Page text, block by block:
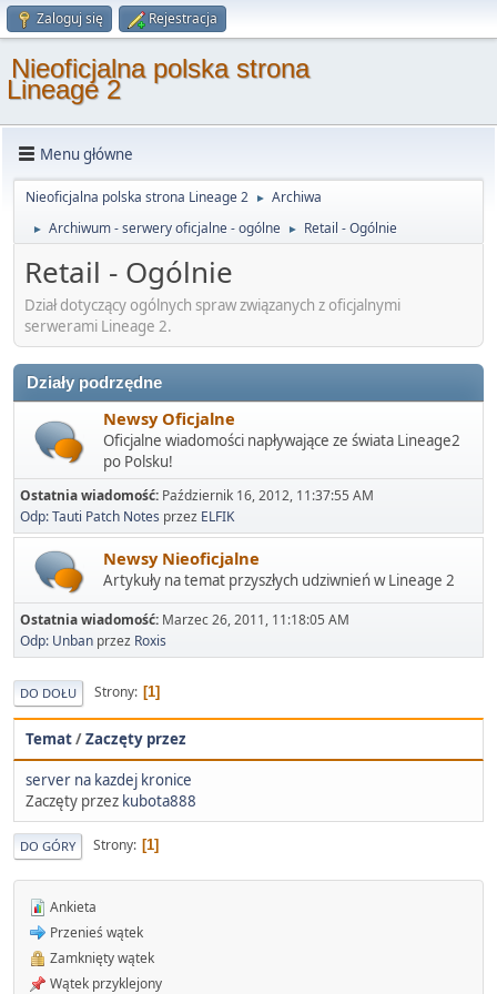
Zaloguj się Rejestracja
Nieoficjalna polska strona
Lineage 2
Menu główne
Nieoficjalna polska strona Lineage 2 ► Archiwa
► Archiwum - serwery oficjalne - ogólne ► Retail - Ogólnie
Retail - Ogólnie
Dział dotyczący ogólnych spraw związanych z oficjalnymi
serwerami Lineage 2.
Działy podrzędne
Newsy Oficjalne
Oficjalne wiadomości napływające ze świata Lineage2
po Polsku!
Ostatnia wiadomość: Październik 16, 2012, 11:37:55 AM
Odp: Tauti Patch Notes przez ELFIK
Newsy Nieoficjalne
Artykuły na temat przyszłych udziwnień w Lineage 2
Ostatnia wiadomość: Marzec 26, 2011, 11:18:05 AM
Odp: Unban przez Roxis
DO DOŁU Strony 1
Temat/Zaczęty przez
server na kazdej kronice
Zaczęty przez kubota888
DO GÓRY Strony 1
Ankieta
Przenieś wątek
Zamknięty wątek
Wątek przyklejony